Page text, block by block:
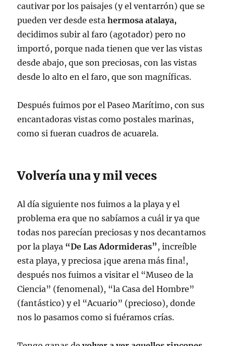
cautivar por los paisajes (y el ventarrón) que se
pueden ver desde estahermosa atalaya,
decidimos subir al faro (agotador) pero no
importó, porque nada tienen que ver las vistas
desde abajo, que son preciosas, con las vistas
desde lo alto en el faro, que son magníficas.
Después fuimos por el Paseo Marítimo, con sus
encantadoras vistas como postales marinas,
como si fueran cuadros de acuarela.
Volvería una y mil veces
Al día siguiente nos fuimos a la playa y el
problema era que no sabíamos a cuál ir ya que
todas nos parecían preciosas y nos decantamos
por la playa “De Las Adormideras” , increíble
esta playa, y preciosa ¡que arena más fina!,
después nos fuimos a visitar el “Museo de la
Ciencia” (fenomenal), “la Casa del Hombre”
(fantástico) y el “Acuario” (precioso), donde
nos lo pasamos como si fuéramos crías.